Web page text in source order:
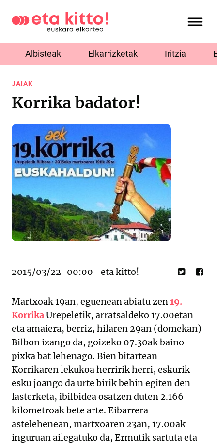
Albisteak Elkarrizketak Iritzia
JAIAK
Korrika badator!
2015/03/22 00:00 eta kitto!
Martxoak 19an, eguenean abiatu zen19.
KorrikaUrepeletik, arratsaldeko 17.00etan
eta amaiera, berriz, hilaren 29an (domekan)
Bilbon izango da, goizeko 07.30ak baino
pixka bat lehenago. Bien bitartean
Korrikaren lekukoa herririk herri, eskurik
esku joango da urte birik behin egiten den
lasterketa, ibilbidea osatzen duten 2.166
kilometroak bete arte. Eibarrera
astelehenean, martxoaren 23an, 17.00ak
inguruan ailegatuko da, Ermutik sartuta eta